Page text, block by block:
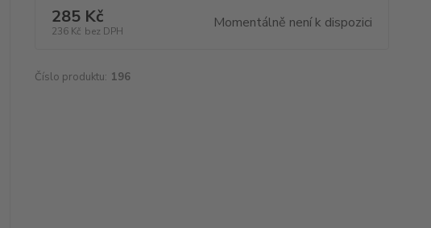
285 Kč
236 Kč bez DPH Momentálně není k dispozici
Číslo produktu: 196